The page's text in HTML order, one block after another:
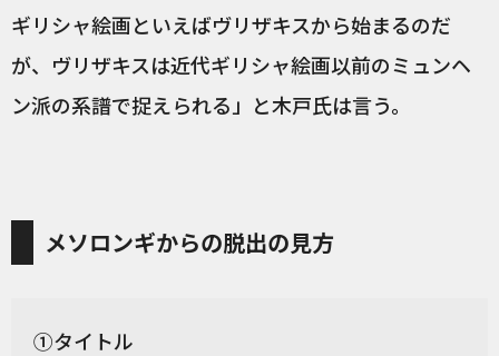
ギリシャ絵画といえばヴリザキスから始まるのだ
が、ヴリザキスは近代ギリシャ絵画以前のミュンヘ
ン派の系譜で捉えられる」と木戸氏は言う。
メソロンギからの脱出の見方
①タイトル